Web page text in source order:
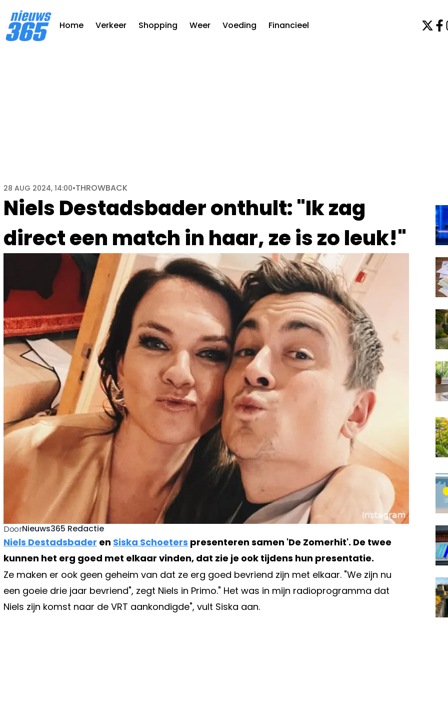
Home Verkeer Shopping Weer Voeding Financieel
Niels Destadsbader onthult: "Ik zag
direct een match in haar, ze is zo leuk!"
28 AUG 2024, 14:00•THROWBACK
DoorNieuws365 Redactie
Niels Destadsbader en Siska Schoeters presenteren samen 'De Zomerhit'. De twee
kunnen het erg goed met elkaar vinden, dat zie je ook tijdens hun presentatie.
Ze maken er ook geen geheim van dat ze erg goed bevriend zijn met elkaar. "We zijn nu
een goeie drie jaar bevriend", zegt Niels in Primo." Het was in mijn radioprogramma dat
Niels zijn komst naar de VRT aankondigde", vult Siska aan.